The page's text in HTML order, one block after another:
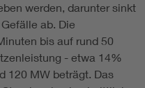
werden, darunter sinkt
ab. Die
bis auf rund 50
- etwa 14%
120 MW beträgt. Das